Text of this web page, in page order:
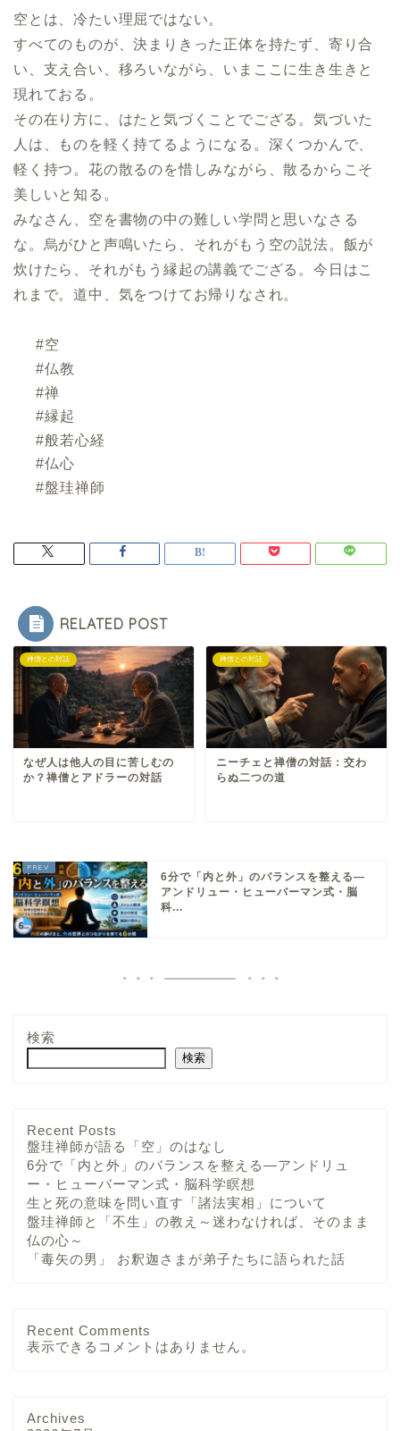
空とは、冷たい理屈ではない。
すべてのものが、決まりきった正体を持たず、寄り合
い、支え合い、移ろいながら、いまここに生き生きと
現れておる。
その在り方に、はたと気づくことでござる。気づいた
人は、ものを軽く持てるようになる。深くつかんで、
軽く持つ。花の散るのを惜しみながら、散るからこそ
美しいと知る。
みなさん、空を書物の中の難しい学問と思いなさる
な。烏がひと声鳴いたら、それがもう空の説法。飯が
炊けたら、それがもう縁起の講義でござる。今日はこ
れまで。道中、気をつけてお帰りなされ。
#空
#仏教
#禅
#縁起
#般若心経
#仏心
#盤珪禅師
RELATED POST
禅僧との対話
なぜ人は他人の目に苦しむの
か？禅僧とアドラーの対話
禅僧との対話
ニーチェと禅僧の対話：交わ
らぬ二つの道
6分で「内と外」のバランスを整える—
アンドリュー・ヒューバーマン式・脳
科...
検索
検索
Recent Posts
盤珪禅師が語る「空」のはなし
6分で「内と外」のバランスを整える—アンドリュ
ー・ヒューバーマン式・脳科学瞑想
生と死の意味を問い直す「諸法実相」について
盤珪禅師と「不生」の教え～迷わなければ、そのまま
仏の心～
「毒矢の男」 お釈迦さまが弟子たちに語られた話
Recent Comments
表示できるコメントはありません。
Archives